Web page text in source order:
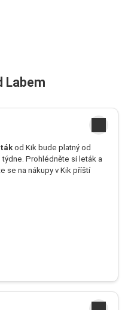
Labem
od Kik bude platný od
týdne. Prohlédněte si leták a
se na nákupy v Kik příští